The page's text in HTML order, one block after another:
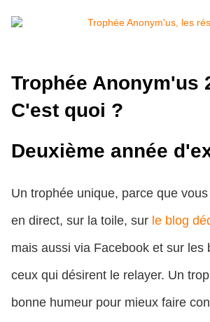
Trophée Anonym'us
C'est quoi ?
Deuxième année
Un trophée unique, parce que
en direct, sur la toile, sur le blog
mais aussi via Facebook et sur les
ceux qui désirent le relayer. Un
bonne humeur pour mieux faire